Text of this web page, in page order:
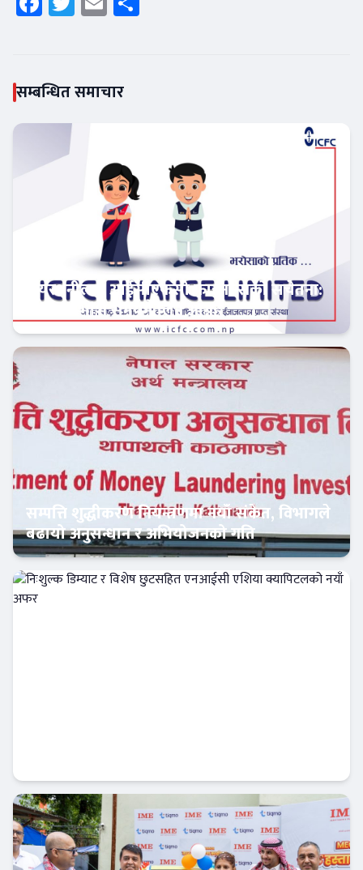
सम्बन्धित समाचार
फिन–टेक
सेयरधनीलाई आईसीएफसी फाइनान्सको सचेतना:
बाँकी लाभांश समयमै लिन आग्रह
अर्थतन्त्र
सम्पत्ति शुद्धीकरण नियन्त्रणमा नयाँ संकेत, विभागले
बढायो अनुसन्धान र अभियोजनको गति
बैंक-वित्त